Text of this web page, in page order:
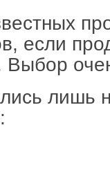
если
Выбор
лишь